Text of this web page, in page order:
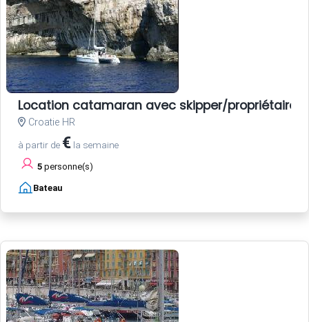
Location catamaran avec skipper/propriétaire
Croatie HR
à partir de € la semaine
5 personne(s)
Bateau